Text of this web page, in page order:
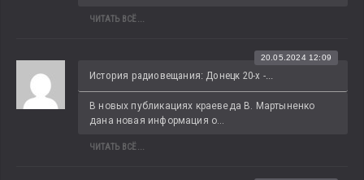
ЧИТАТЬ ВСЁ...
История радиовещания: Донецк 20-х -...
20.05.2024 12:09
В новых публикациях краеведа В. Мартыненко
дана новая информация о...
ЧИТАТЬ ВСЁ...